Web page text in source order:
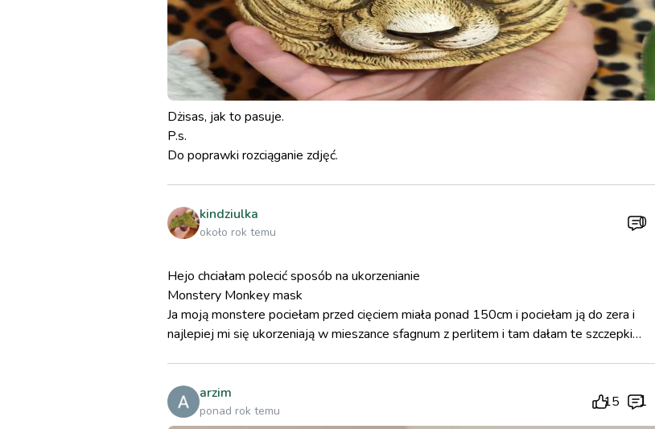
Dżisas, jak to pasuje.
P.s.
Do poprawki rozciąganie zdjęć.
kindziulka
około rok temu
0
Hejo chciałam polecić sposób na ukorzenianie
Monstery Monkey mask
Ja moją monstere pociełam przed cięciem miała ponad 150cm i pociełam ją do zera i
najlepiej mi się ukorzeniają w mieszance sfagnum z perlitem i tam dałam te szczepki
arzim
ponad rok temu
15 1